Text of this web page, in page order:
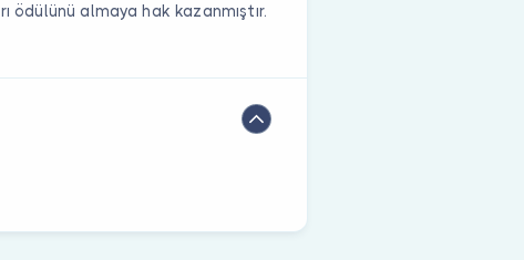
ödülünü almaya hak kazanmıştır.